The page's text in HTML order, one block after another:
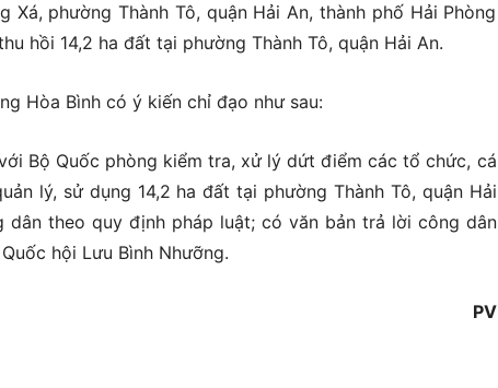
phường Thành Tô, quận Hải An, thành phố Hải Phòng
hồi 14,2 ha đất tại phường Thành Tô, quận Hải An.
Hòa Bình có ý kiến chỉ đạo như sau:
Bộ Quốc phòng kiểm tra, xử lý dứt điểm các tổ chức, cá
lý, sử dụng 14,2 ha đất tại phường Thành Tô, quận Hải
theo quy định pháp luật; có văn bản trả lời công dân
hội Lưu Bình Nhưỡng.
PV